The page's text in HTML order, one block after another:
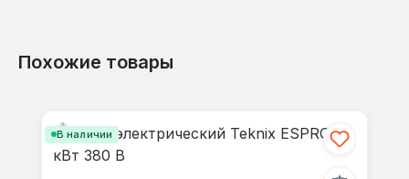
Похожие товары
В наличии